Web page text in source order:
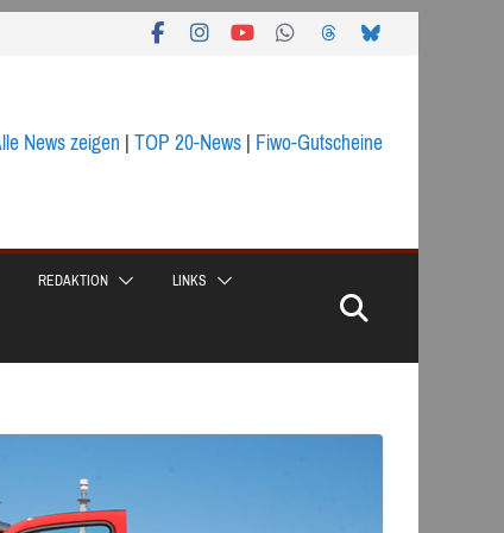
News zeigen|TOP 20-News|Fiwo-Gutscheine
REDAKTION LINKS